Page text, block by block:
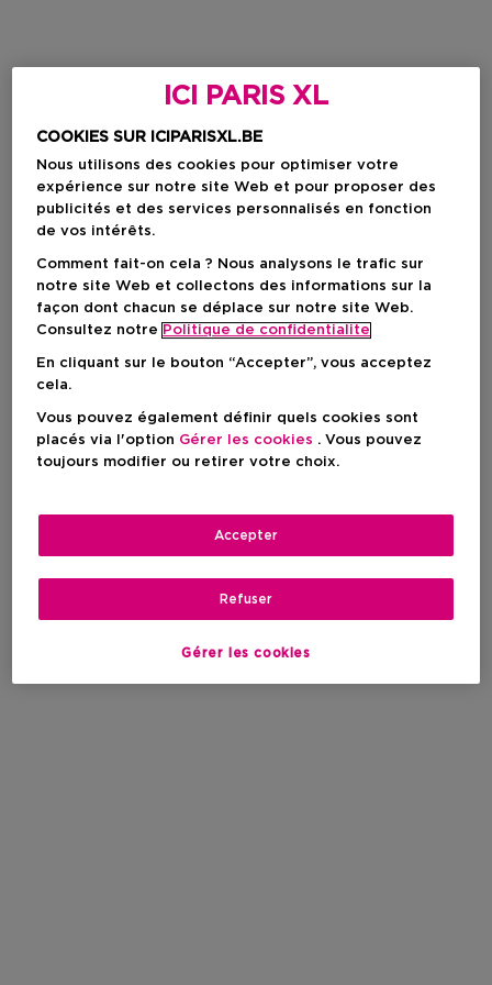
ICI PARIS XL
COOKIES SUR ICIPARISXL.BE
Nous utilisons des cookies pour optimiser votre
expérience sur notre site Web et pour proposer des
publicités et des services personnalisés en fonction
de vos intérêts.
Comment fait-on cela ? Nous analysons le trafic sur
notre site Web et collectons des informations sur la
façon dont chacun se déplace sur notre site Web.
Consultez notre Politique de confidentialite
En cliquant sur le bouton “Accepter”, vous acceptez
cela.
Vous pouvez également définir quels cookies sont
placés via l'option Gérer les cookies . Vous pouvez
toujours modifier ou retirer votre choix.
Gérer les cookies
Refuser
Accepter